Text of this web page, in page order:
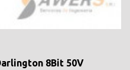
8Bit 50V